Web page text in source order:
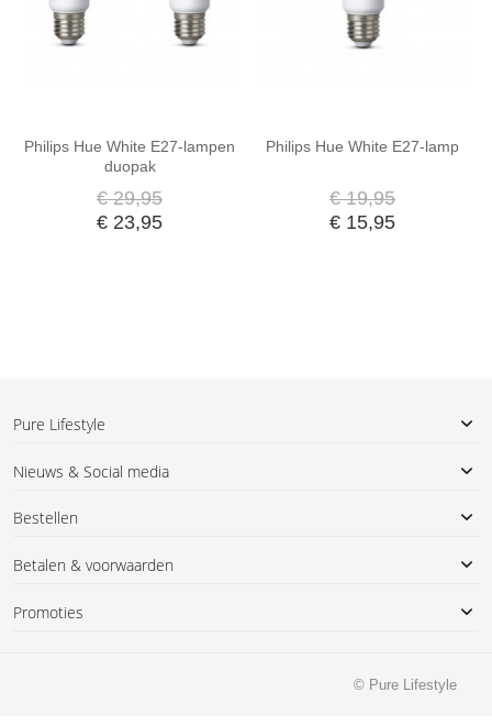
Philips Hue White E27-lampen
duopak
€ 29,95
€ 23,95
Philips Hue White E27-lamp
€ 19,95
€ 15,95
Pure Lifestyle
Nieuws & Social media
Bestellen
Betalen & voorwaarden
Promoties
© Pure Lifestyle